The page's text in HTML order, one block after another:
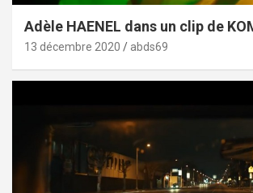
Adèle HAENEL dans un clip de
13 décembre 2020 abds69